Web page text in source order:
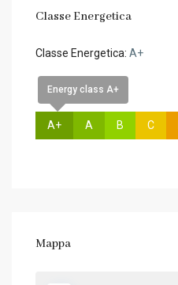
Classe Energetica
Classe Energetica: A+
Energy class A+
A+ A B C
Mappa